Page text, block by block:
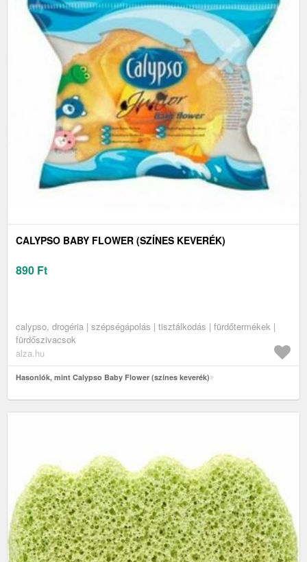
CALYPSO BABY FLOWER (SZÍNES KEVERÉK)
890 Ft
calypso, drogéria | szépségápolás | tisztálkodás | fürdőtermékek |
fürdőszivacsok
alza.hu
Hasonlók, mint Calypso Baby Flower (színes keverék)